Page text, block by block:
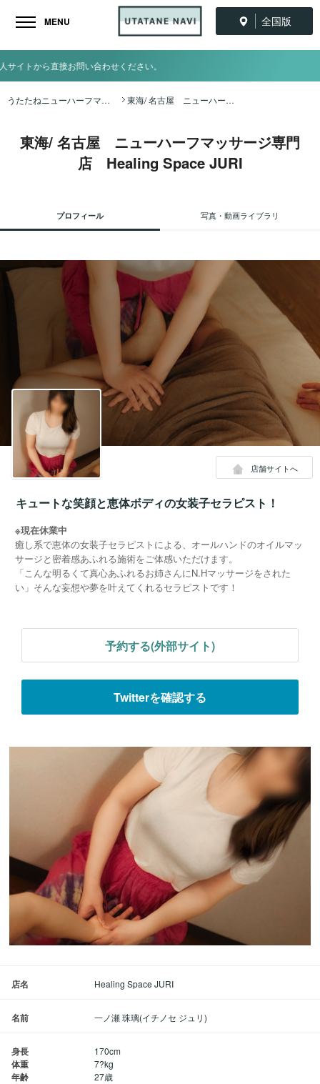
全国版
MENU
うたたねニューハーフマッサージ全国ナビ TOP 東海/ 名古屋 ニューハーフマッサージ専門店 Healing Space JURI
東海/ 名古屋 ニューハーフマッサージ専門
店 Healing Space JURI
プロフィール 写真・動画ライブラリ
店舗サイトへ
キュートな笑顔と恵体ボディの女装子セラピスト！
※現在休業中
癒し系で恵体の女装子セラピストによる、オールハンドのオイルマッ
サージと密着感あふれる施術をご体感いただけます。
「こんな明るくて真心あふれるお姉さんにN.Hマッサージをされた
い」そんな妄想や夢を叶えてくれるセラピストです！
予約する(外部サイト)
Twitterを確認する
店名 Healing Space JURI
名前 一ノ瀬 珠璃(イチノセ ジュリ)
身長
体重
年齢
170cm
7?kg
27歳